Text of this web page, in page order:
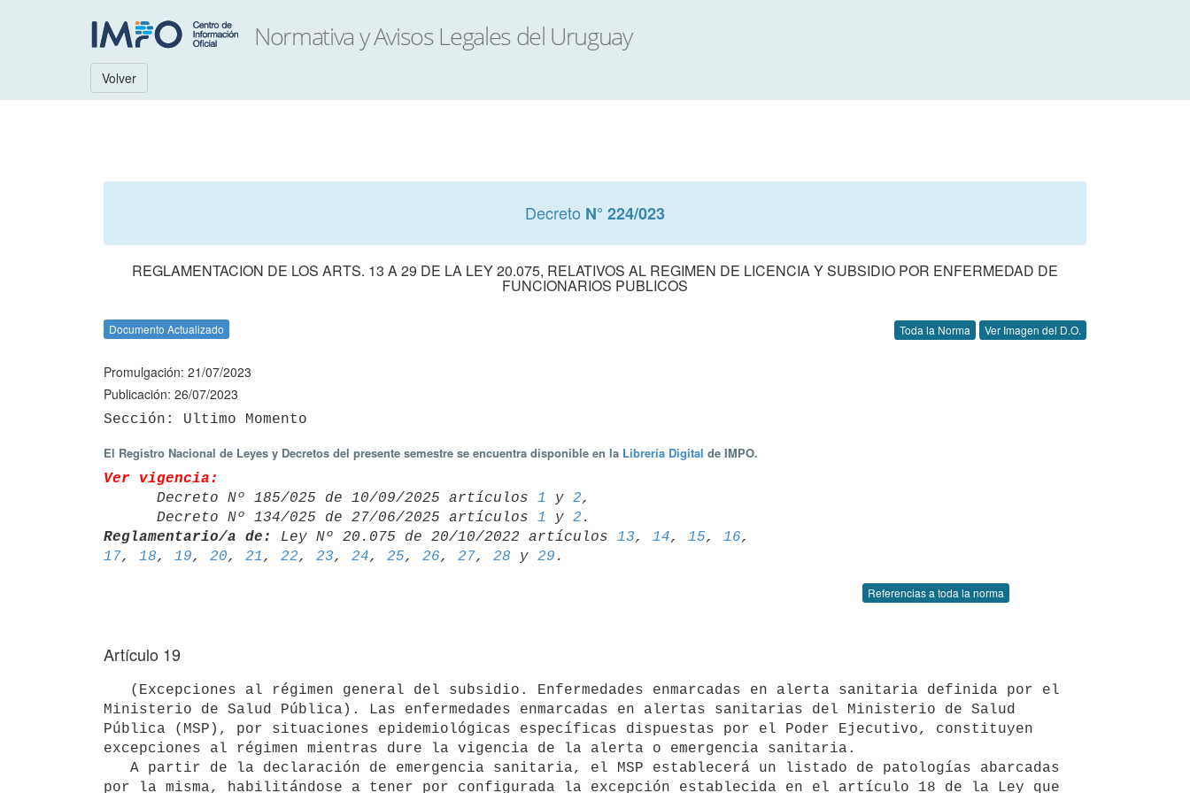
Volver
Decreto N° 224/023
REGLAMENTACION DE LOS ARTS. 13 A 29 DE LA LEY 20.075, RELATIVOS AL REGIMEN DE LICENCIA Y SUBSIDIO POR ENFERMEDAD DE
FUNCIONARIOS PUBLICOS
Documento Actualizado Toda la Norma Ver Imagen del D.O.
Promulgación: 21/07/2023
Publicación: 26/07/2023
El Registro Nacional de Leyes y Decretos del presente semestre se encuentra disponible en la Librería Digital de IMPO.
Ver vigencia:
Decreto Nº 185/025 de 10/09/2025 artículos 1 y 2,
      Decreto Nº 134/025 de 27/06/2025 artículos
1 y 2
Reglamentario/a de:
Ley Nº 20.075 de 20/10/2022 artículos 13, 14, 15, 16
17, 18, 19, 20, 21 , 22, 23, 24, 25, 26, 27, 28 y 29
Referencias a toda la norma
Artículo 19
Ministerio de Salud Pública). Las enfermedades enmarcadas en alertas sanitarias del Ministerio de Salud
Pública (MSP), por situaciones epidemiológicas específicas dispuestas por el Poder Ejecutivo, constituyen
excepciones al régimen mientras dure la vigencia de la alerta o emergencia sanitaria.
por la misma, habilitándose a tener por configurada la excepción establecida en el artículo 18 de la Ley que